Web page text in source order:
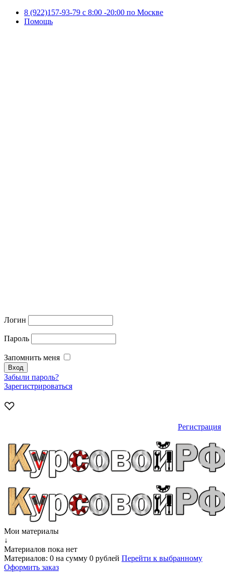
8 (922)157-93-79 c 8:00 -20:00 по Москве
Помощь
Логин
Пароль
Запомнить меня
Забыли пароль?
Зарегистрироваться
Регистрация
Мои материалы
↓
Материалов пока нет
Материалов: 0 на сумму 0 рублей Перейти к выбранному
Оформить заказ